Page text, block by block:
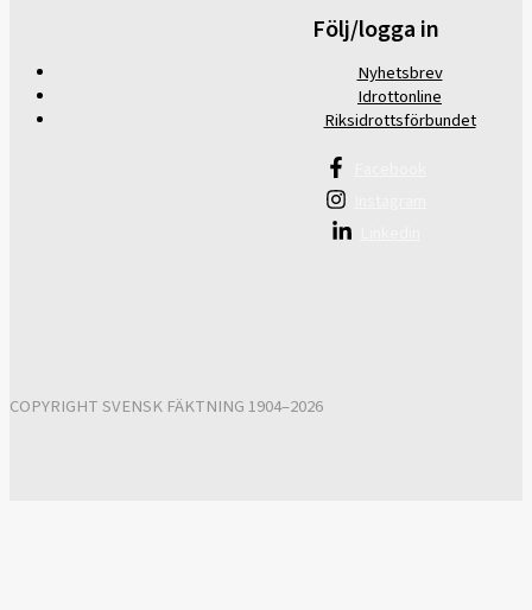
Följ/logga in
Nyhetsbrev
Idrottonline
Riksidrottsförbundet
COPYRIGHT SVENSK FÄKTNING 1904–2026